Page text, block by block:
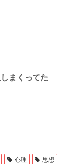
まくってた
心理
思想